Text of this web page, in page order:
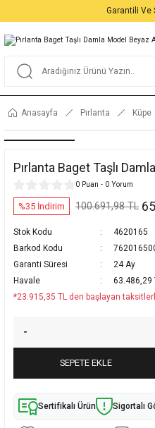
Garantili Ve
Anasayfa Pırlanta Küpe
Pırlanta Baget Taşlı
0 Puan - 0 Yorum
%35 İndirim 100.691,98 TL
Stok Kodu
4620165
Barkod Kodu
Garanti Süresi
24 Ay
Havale
63.486,29
*23.915,35 TL den başlayan
SEPETE EKLE
Sertifikalı Ürün Sigortalı